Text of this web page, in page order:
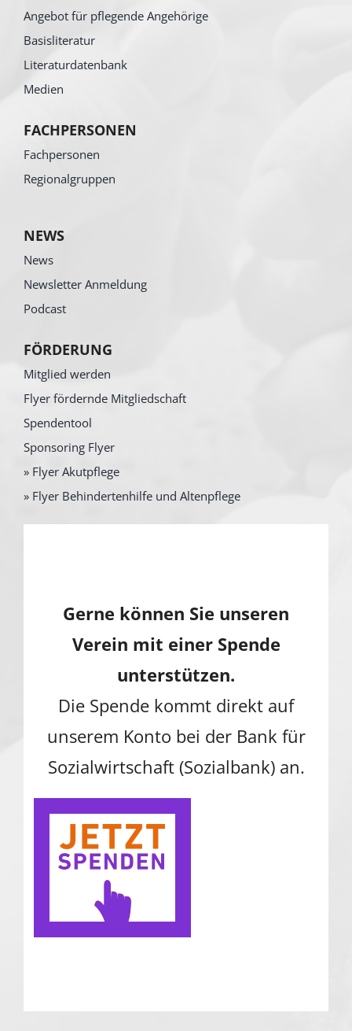
Angebot für pflegende Angehörige
Basisliteratur
Literaturdatenbank
Medien
FACHPERSONEN
Fachpersonen
Regionalgruppen
NEWS
News
Newsletter Anmeldung
Podcast
FÖRDERUNG
Mitglied werden
Flyer fördernde Mitgliedschaft
Spendentool
Sponsoring Flyer
» Flyer Akutpflege
» Flyer Behindertenhilfe und Altenpflege
Gerne können Sie unseren
Verein mit einer Spende
unterstützen.
Die Spende kommt direkt auf
unserem Konto bei der Bank für
Sozialwirtschaft (Sozialbank) an.